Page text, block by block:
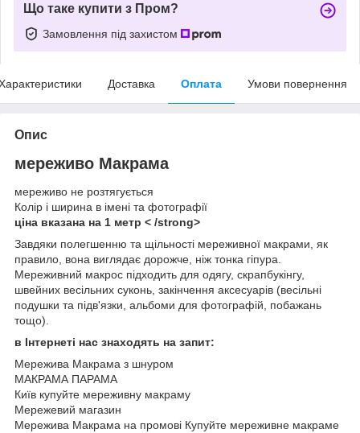
Що таке купити з Пром?
Замовлення під захистом
Доставка Оплата Умови повернення
Опис
мереживо Макрама
мереживо не розтягується
Колір і ширина в імені та фотографії
ціна вказана на 1 метр < /strong>
Завдяки полегшенню та щільності мереживної макрами, як
правило, вона виглядає дорожче, ніж тонка гіпура.
Мереживний макрос підходить для одягу, скрапбукінгу,
швейних весільних суконь, закінчення аксесуарів (весільні
подушки та підв'язки, альбоми для фотографій, побажань
тощо).
в Інтернеті нас знаходять на запит:
Мережива Макрама з шнуром
МАКРАМА ПАРАМА
Київ купуйте мереживну макраму
Мережевий магазин
Мережива Макрама на промові Купуйте мереживне макраме